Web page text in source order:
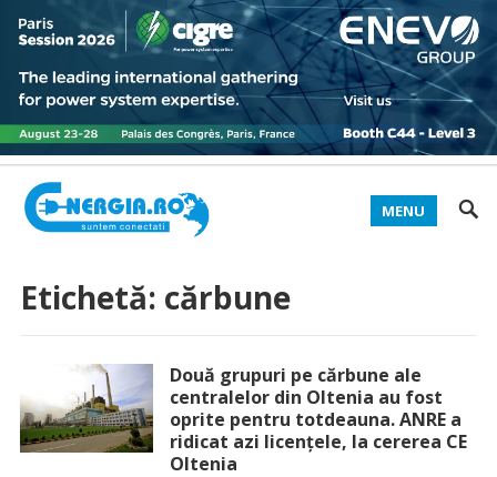
MENU
Etichetă: cărbune
Două grupuri pe cărbune ale
centralelor din Oltenia au fost
oprite pentru totdeauna. ANRE a
ridicat azi licențele, la cererea CE
Oltenia